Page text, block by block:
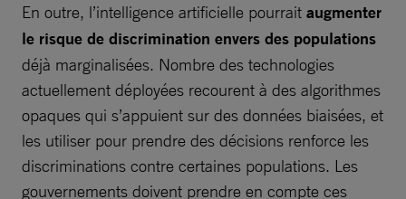
En outre, l’intelligence artificielle pourrait augmenter
le risque de discrimination envers des populations
déjà marginalisées. Nombre des technologies
actuellement déployées recourent à des algorithmes
opaques qui s’appuient sur des données biaisées, et
les utiliser pour prendre des décisions renforce les
discriminations contre certaines populations. Les
gouvernements doivent prendre en compte ces